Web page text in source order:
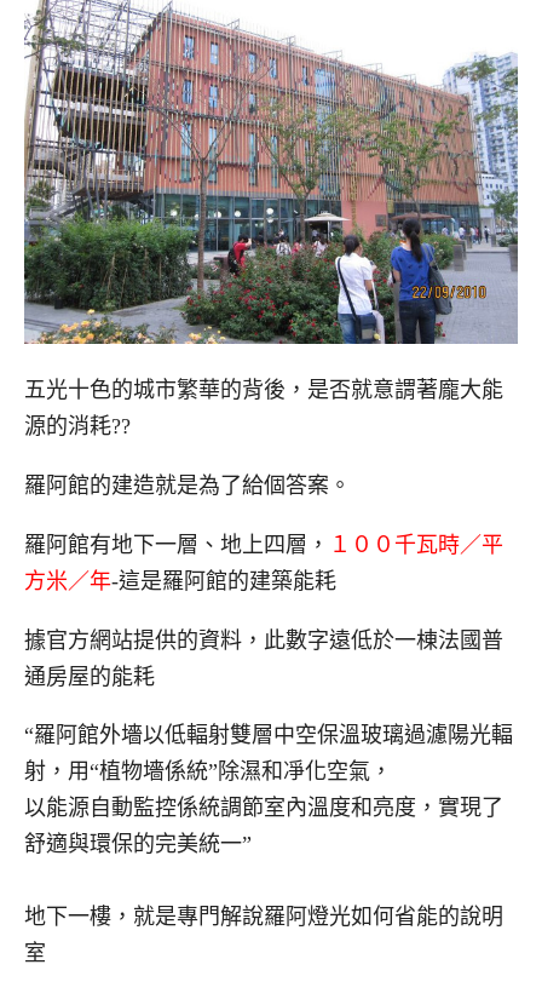
五光十色的城市繁華的背後，是否就意謂著龐大能
源的消耗??
羅阿館的建造就是為了給個答案。
羅阿館有地下一層、地上四層， １００千瓦時／平
方米／年-這是羅阿館的建築能耗
據官方網站提供的資料，此數字遠低於一棟法國普
通房屋的能耗
“羅阿館外墻以低輻射雙層中空保溫玻璃過濾陽光輻
射，用“植物墻係統”除濕和凈化空氣，
以能源自動監控係統調節室內溫度和亮度，實現了
舒適與環保的完美統一”
地下一樓，就是專門解說羅阿燈光如何省能的說明
室